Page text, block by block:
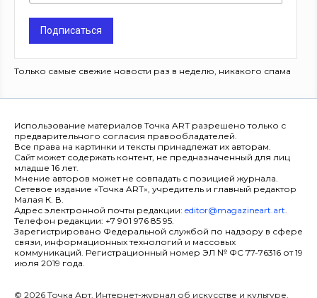
Подписаться
Только самые свежие новости раз в неделю, никакого спама
Использование материалов Точка ART разрешено только с
предварительного согласия правообладателей.
Все права на картинки и тексты принадлежат их авторам.
Сайт может содержать контент, не предназначенный для лиц
младше 16 лет.
Мнение авторов может не совпадать с позицией журнала.
Сетевое издание «Точка ART», учредитель и главный редактор
Малая К. В.
Адрес электронной почты редакции: editor@magazineart.art.
Телефон редакции: +7 901 976 85 95.
Зарегистрировано Федеральной службой по надзору в сфере
связи, информационных технологий и массовых
коммуникаций. Регистрационный номер ЭЛ № ФС 77-76316 от 19
июля 2019 года.
© 2026 Точка Арт. Интернет-журнал об искусстве и культуре.